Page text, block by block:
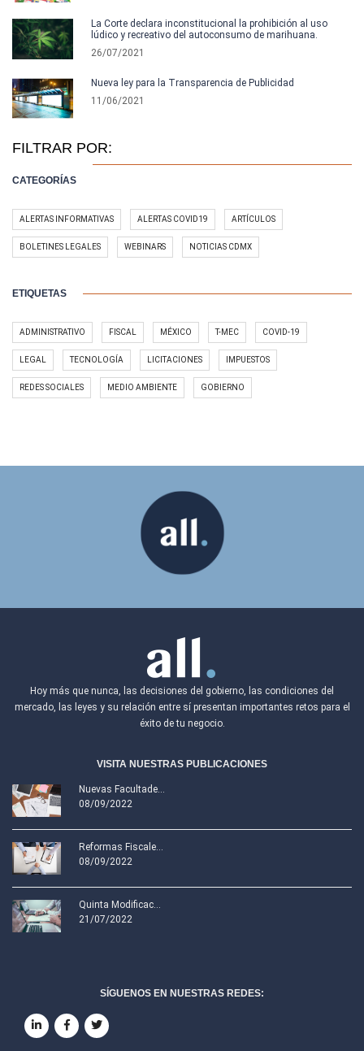
La Corte declara inconstitucional la prohibición al uso
lúdico y recreativo del autoconsumo de marihuana.
26/07/2021
Nueva ley para la Transparencia de Publicidad
11/06/2021
FILTRAR POR:
CATEGORÍAS
ALERTAS INFORMATIVAS ALERTAS COVID19 ARTÍCULOS
BOLETINES LEGALES WEBINARS NOTICIAS CDMX
ETIQUETAS
ADMINISTRATIVO FISCAL MÉXICO T-MEC COVID-19
LEGAL TECNOLOGÍA LICITACIONES IMPUESTOS
REDES SOCIALES MEDIO AMBIENTE GOBIERNO
Hoy más que nunca, las decisiones del gobierno, las condiciones del
mercado, las leyes y su relación entre sí presentan importantes retos para el
éxito de tu negocio.
VISITA NUESTRAS PUBLICACIONES
Nuevas Facultade...
08/09/2022
Reformas Fiscale...
08/09/2022
Quinta Modificac...
21/07/2022
SÍGUENOS EN NUESTRAS REDES: